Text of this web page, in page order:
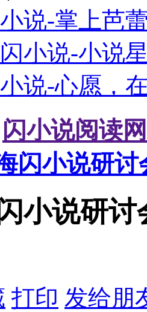
说-掌上芭
小说-小说
说-心愿，
闪小说阅读网
闪小说研讨
小说研
打印 发给朋